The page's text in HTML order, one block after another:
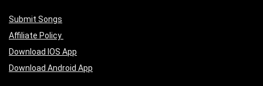
Submit Songs
Affiliate Policy
Download IOS App
Download Android App